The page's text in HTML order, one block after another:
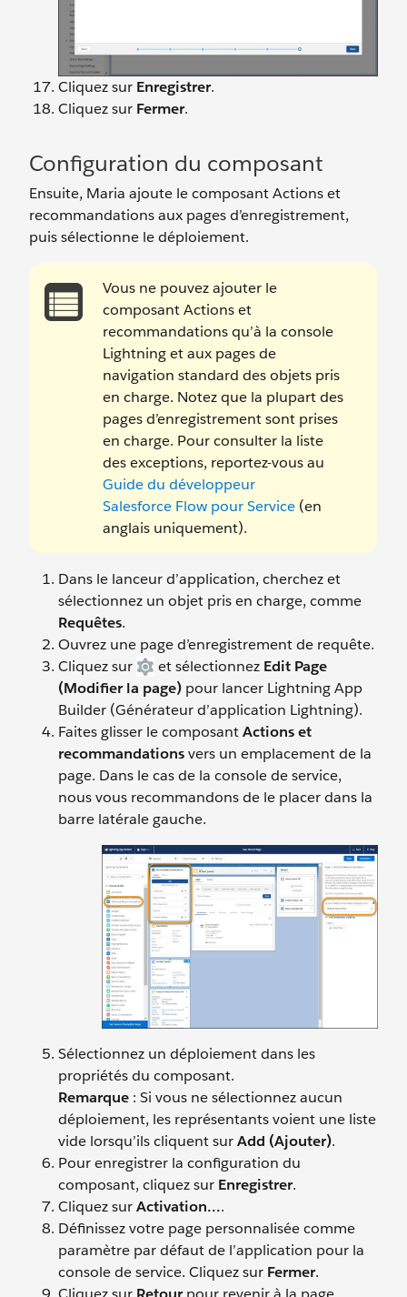
Cliquez sur Enregistrer.
Cliquez sur Fermer.
Configuration du composant
Ensuite, Maria ajoute le composant Actions et
recommandations aux pages d’enregistrement,
puis sélectionne le déploiement.
Vous ne pouvez ajouter le
composant Actions et
recommandations qu’à la console
Lightning et aux pages de
navigation standard des objets pris
en charge. Notez que la plupart des
pages d’enregistrement sont prises
en charge. Pour consulter la liste
des exceptions, reportez-vous au
Guide du développeur
Salesforce Flow pour Service (en
anglais uniquement).
Dans le lanceur d’application, cherchez et
sélectionnez un objet pris en charge, comme
Requêtes.
Ouvrez une page d’enregistrement de requête.
Cliquez sur
et sélectionnez Edit Page
(Modifier la page) pour lancer Lightning App
Builder (Générateur d’application Lightning).
Faites glisser le composantActions et
recommandationsvers un emplacement de la
page. Dans le cas de la console de service,
nous vous recommandons de le placer dans la
barre latérale gauche.
Sélectionnez un déploiement dans les
propriétés du composant.
Remarque : Si vous ne sélectionnez aucun
déploiement, les représentants voient une liste
vide lorsqu’ils cliquent surAdd (Ajouter).
Pour enregistrer la configuration du
composant, cliquez sur Enregistrer.
Cliquez surActivation....
Définissez votre page personnalisée comme
paramètre par défaut de l’application pour la
console de service. Cliquez sur Fermer.